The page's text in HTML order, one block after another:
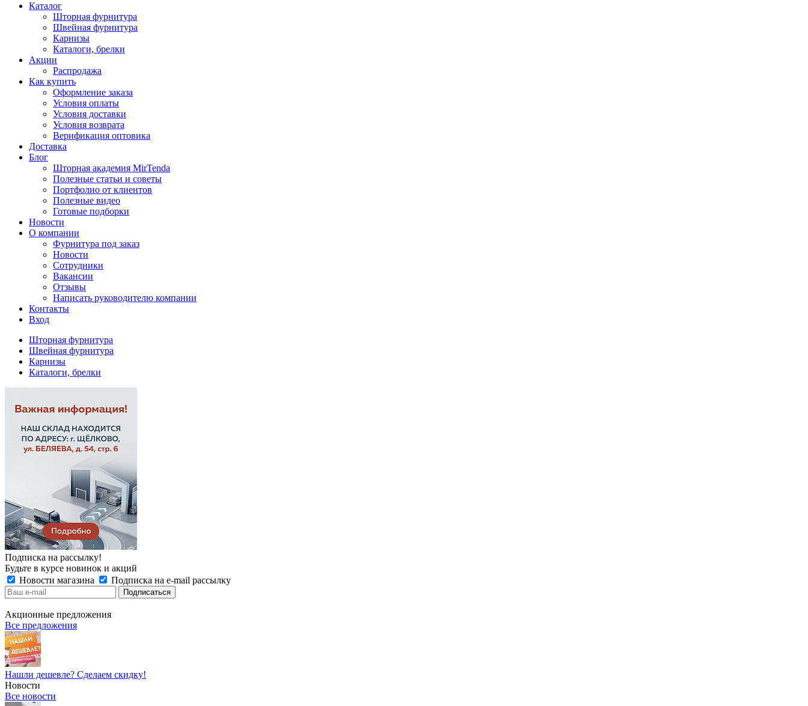
Каталог
Шторная фурнитура
Швейная фурнитура
Карнизы
Каталоги, брелки
Акции
Распродажа
Как купить
Оформление заказа
Условия оплаты
Условия доставки
Условия возврата
Верификация оптовика
Доставка
Блог
Шторная академия MirTenda
Полезные статьи и советы
Портфолио от клиентов
Полезные видео
Готовые подборки
Новости
О компании
Фурнитура под заказ
Новости
Сотрудники
Вакансии
Отзывы
Написать руководителю компании
Контакты
Вход
Шторная фурнитура
Швейная фурнитура
Карнизы
Каталоги, брелки
Подписка на рассылку!
Будьте в курсе новинок и акций
Новости магазина
Подписка на e-mail рассылку
Акционные предложения
Все предложения
Нашли дешевле? Сделаем скидку!
Новости
Все новости